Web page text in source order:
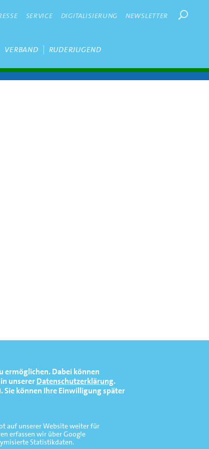
ermöglichen. Dabei können
unsererDatenschutzerklärung.
können Ihre Einwilligung später
auf unserer Website weiter für
erfassen wir über Google
Statistikdaten.
SERVICE DIGITALISIERUNG NEWSLETTER
VERBAND RUDERJUGEND